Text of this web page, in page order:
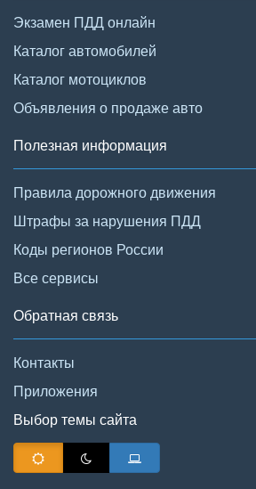
Экзамен ПДД онлайн
Каталог автомобилей
Каталог мотоциклов
Объявления о продаже авто
Полезная информация
Правила дорожного движения
Штрафы за нарушения ПДД
Коды регионов России
Все сервисы
Обратная связь
Контакты
Приложения
Выбор темы сайта